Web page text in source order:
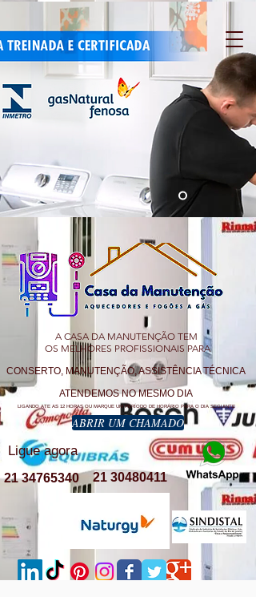
A CASA DA MANUTENÇÃO TEM
OS MELHORES PROFISSIONAIS PARA
CONSERTO, MANUTENÇÃO, ASSISTÊNCIA TÉCNICA
ATENDEMOS NO MESMO DIA
LIGANDO ATE AS 12 HORAS OU MARQUE UM PERÍODO DE HORÁRIO PARA O DIA SEGUINTE
ABRIR UM CHAMADO
Ligue agora
21 30480411
21 34765340